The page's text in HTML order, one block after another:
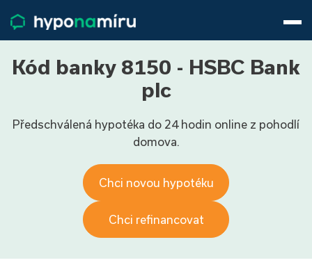
Životní pojištění
Pojištění nemovitosti
800 688 388
9−16 hod.
Kód banky 8150 - HSBC Bank
plc
Předschválená hypotéka do 24 hodin online z pohodlí
domova.
Chci novou hypotéku
Chci refinancovat